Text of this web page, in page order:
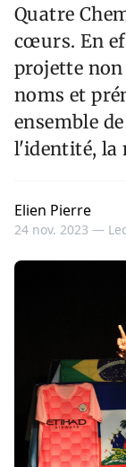
Quatre
cœurs. En
projette
noms et
ensemble
l'identité, la
Elien Pierre
24 nov. 2023 —